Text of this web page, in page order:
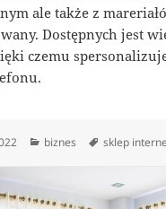
ale także z
Dostępnych jest
czemu
Kategorie
biznes Tagi
sklep